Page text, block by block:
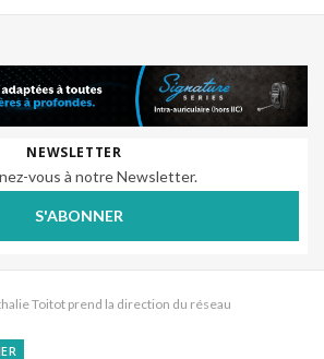
NEWSLETTER
vous à notre Newsletter.
S'ABONNER
Toitot prend la direction du réseau